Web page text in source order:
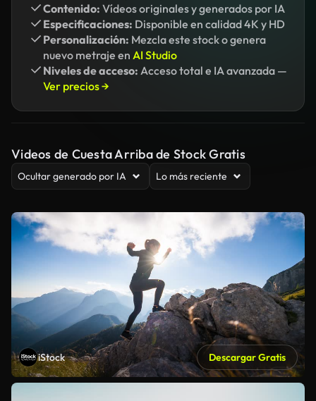
Contenido: Vídeos originales y generados por IA
Especificaciones: Disponible en calidad 4K y HD
Personalización: Mezcla este stock o genera
nuevo metraje en AI Studio
Niveles de acceso: Acceso total e IA avanzada —
Ver precios →
Videos de Cuesta Arriba de Stock Gratis
Ocultar generado por IA Lo más reciente
iStock Descargar Gratis